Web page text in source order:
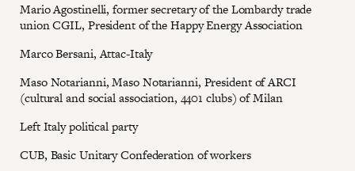
Mario Agostinelli, former secretary of the Lombardy trade
union CGIL, President of the Happy Energy Association
Marco Bersani, Attac-Italy
Maso Notarianni, Maso Notarianni, President of ARCI
(cultural and social association, 4401 clubs) of Milan
Left Italy political party
CUB, Basic Unitary Confederation of workers